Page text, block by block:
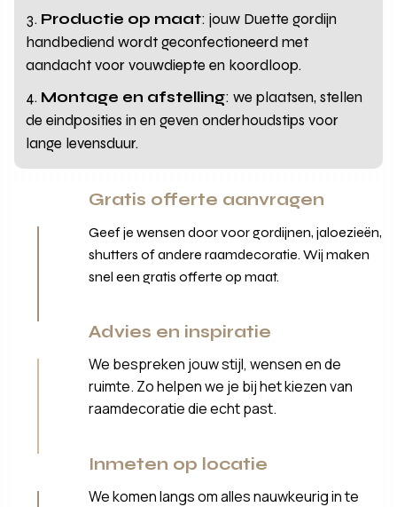
Productie op maat: jouw Duette gordijn
handbediend wordt geconfectioneerd met
aandacht voor vouwdiepte en koordloop.
Montage en afstelling: we plaatsen, stellen
de eindposities in en geven onderhoudstips voor
lange levensduur.
Gratis offerte aanvragen
Geef je wensen door voor gordijnen, jaloezieën,
shutters of andere raamdecoratie. Wij maken
snel een gratis offerte op maat.
Advies en inspiratie
We bespreken jouw stijl, wensen en de
ruimte. Zo helpen we je bij het kiezen van
raamdecoratie die echt past.
Inmeten op locatie
We komen langs om alles nauwkeurig in te